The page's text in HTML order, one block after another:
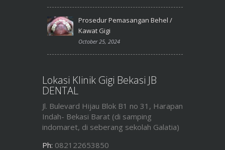
Prosedur Pemasangan Behel /
Kawat Gigi
October 25, 2024
Lokasi Klinik Gigi Bekasi JB
DENTAL
Jl. Bulevard Hijau Blok B1 no 31, Harapan
Indah- Bekasi Barat (di samping
indomaret, di seberang sekolah Galatia)
Ph: 082122653850